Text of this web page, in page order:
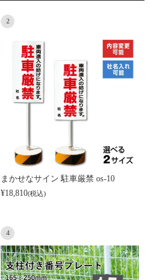
2
まかせなサイン 駐車厳禁 os-10
¥18,810(税込)
4